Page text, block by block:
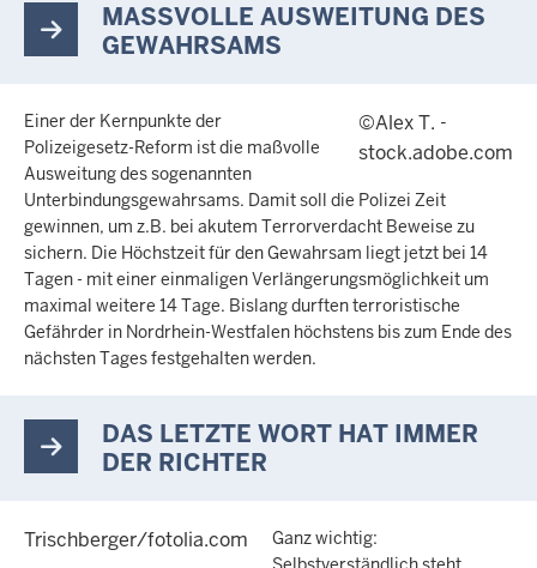
MASSVOLLE AUSWEITUNG DES G
EWAHRSAMS
©Alex T. -
stock.adobe.com
Einer der Kernpunkte der
Polizeigesetz-Reform ist die maßvolle
Ausweitung des sogenannten
Unterbindungsgewahrsams. Damit soll die Polizei Zeit
gewinnen, um z.B. bei akutem Terrorverdacht Beweise zu
sichern. Die Höchstzeit für den Gewahrsam liegt jetzt bei 14
Tagen - mit einer einmaligen Verlängerungsmöglichkeit um
maximal weitere 14 Tage. Bislang durften terroristische
Gefährder in Nordrhein-Westfalen höchstens bis zum Ende des
nächsten Tages festgehalten werden.
DAS LETZTE WORT HAT IMMER
DER RICHTER
Trischberger/fotolia.com
Ganz wichtig: